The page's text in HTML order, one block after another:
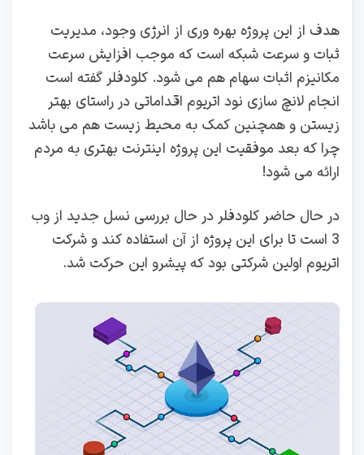
هدف از این پروژه بهره وری از انرژی وجود، مدیریت
ثبات و سرعت شبکه است که موجب افزایش سرعت
مکانیزم اثبات سهام هم می شود. کلودفلر گفته است
انجام لانچ سازی نود اتریوم اقداماتی در راستای بهتر
زیستن و همچنین کمک به محیط زیست هم می باشد
چرا که بعد موفقیت این پروژه اینترنت بهتری به مردم
ارائه می شود!
در حال حاضر کلودفلر در حال بررسی نسل جدید از وب
3 است تا برای این پروژه از آن استفاده کند و شرکت
اتریوم اولین شرکتی بود که پیشرو این حرکت شد.